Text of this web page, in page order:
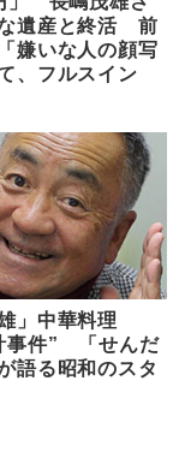
遺産と終活 前
嫌いな人の顔写
、フルスイン
」中華料理
事件” 「せんだ
語る昭和のスタ